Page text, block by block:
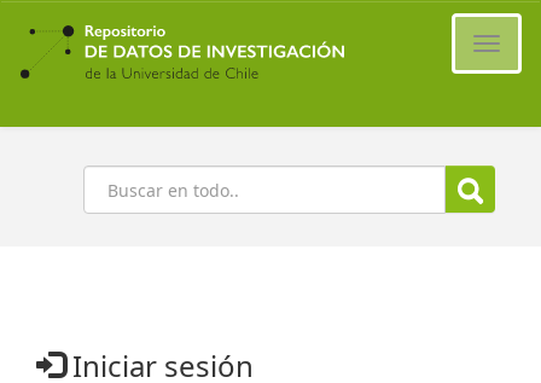
Ir
contenido
principal
Buscar
Iniciar sesión